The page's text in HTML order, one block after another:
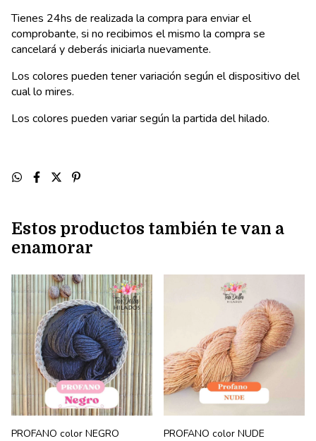
Tienes 24hs de realizada la compra para enviar el
comprobante, si no recibimos el mismo la compra se
cancelará y deberás iniciarla nuevamente.
Los colores pueden tener variación según el dispositivo del
cual lo mires.
Los colores pueden variar según la partida del hilado.
Estos productos también te van a
enamorar
PROFANO color NEGRO PROFANO color NUDE